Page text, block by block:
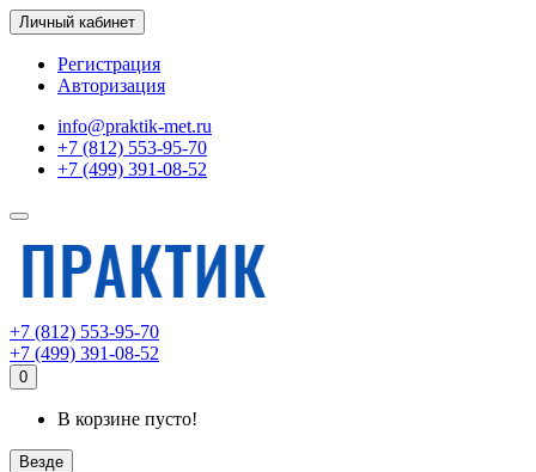
Личный кабинет
Регистрация
Авторизация
info@praktik-met.ru
+7 (812) 553-95-70
+7 (499) 391-08-52
+7 (812) 553-95-70
+7 (499) 391-08-52
0
В корзине пусто!
Везде